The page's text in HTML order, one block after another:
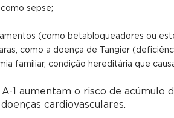
sepse;
(como betabloqueadores ou
como a doença de Tangier
familiar, condição hereditária que
1 aumentam o risco de acúmulo
cardiovasculares.